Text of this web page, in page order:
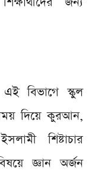
বিভাগে স্কুল
সময় দিয়ে কুরআন,
শিষ্টাচার
জ্ঞান অর্জন